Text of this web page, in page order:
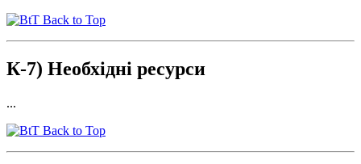
Back to Top
К-7) Необхідні ресурси
...
Back to Top